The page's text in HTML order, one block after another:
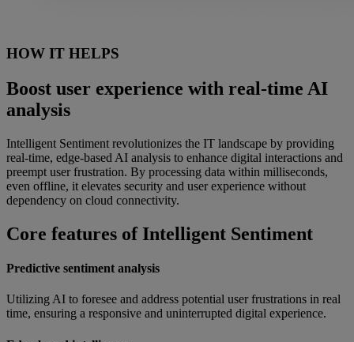
HOW IT HELPS
Boost user experience with real-time AI
analysis
Intelligent Sentiment revolutionizes the IT landscape by providing
real-time, edge-based AI analysis to enhance digital interactions and
preempt user frustration. By processing data within milliseconds,
even offline, it elevates security and user experience without
dependency on cloud connectivity.
Core features of Intelligent Sentiment
Predictive sentiment analysis
Utilizing AI to foresee and address potential user frustrations in real
time, ensuring a responsive and uninterrupted digital experience.